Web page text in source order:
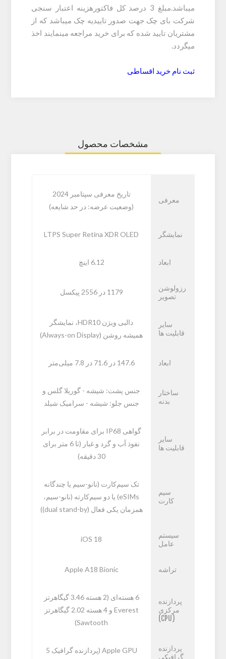
میباشد.مبلغ 3 درصد کل فاکتورهزینه اعتبار سنجی
شرکت بای چک جهت صدور تاییدیه چک میباشد که از
مشتریان تایید شده که برای خرید مراجعه مینمایند اخذ
میگردد.
ثبت نام خرید اقساطی
مشخصات محصول
معرفی
تاریخ معرفی سپتامبر 2024
(وضعیت عرضه: در حد شایعه)
نمایشگر LTPS Super Retina XDR OLED
ابعاد 6.12 اینچ
رزولوشن
تصویر
1179 در 2556 پیکسل
سایر
قابلیت ها
دالبی ویژن HDR10، نمایشگر
همیشه روشن (Always-on Display)
ابعاد 147.6 در 71.6 در 7.8 میلی‌متر
ساختار
بدنه
جنس پشت: شیشه - گوریلا گلس و
جنس جلو: شیشه - سرامیک شیلد
سایر
قابلیت ها
گواهی IP68 برای مقاومت در برابر
نفوذ آب و گرد و غبار (تا 6 متر برای
30 دقیقه)
سیم
کارت
تک سیم‌کارت (نانو-سیم یا چندگانه
eSIMs) یا دو سیم‌کارته (نانو-سیم،
همزمان یکی فعال (dual stand-by))
سیستم
عامل
iOS 18
تراشه Apple A18 Bionic
پردازنده
مرکزی
(CPU)
6 هسته‌ای (2 هسته 3.46 گیگاهرتز
Everest و 4 هسته 2.02 گیگاهرتز‌
Sawtooth)
پردازنده
گرافیکی
Apple GPU (پردازنده گرافیک 5